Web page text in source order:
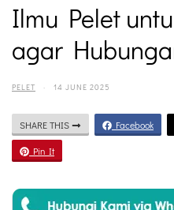
Ilmu Pelet
agar
PELET · 14 JUNE 2025
SHARE THIS Facebook
Pin It